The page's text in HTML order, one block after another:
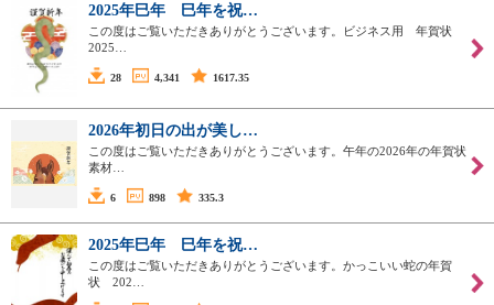
2025年巳年 巳年を祝…
この度はご覧いただきありがとうございます。ビジネス用 年賀状
2025…
28 4,341 1617.35
2026年初日の出が美し…
この度はご覧いただきありがとうございます。午年の2026年の年賀状
素材…
6 898 335.3
2025年巳年 巳年を祝…
この度はご覧いただきありがとうございます。かっこいい蛇の年賀
状 202…